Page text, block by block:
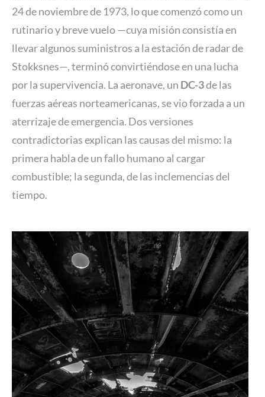
24 de noviembre de 1973, lo que comenzó como un
rutinario y breve vuelo —cuya misión consistía en
llevar algunos suministros a la estación de radar de
Stokksnes—, terminó convirtiéndose en una lucha
por la supervivencia. La aeronave, un DC-3de las
fuerzas aéreas norteamericanas, se vio forzada a un
aterrizaje de emergencia. Dos versiones
contradictorias explican las causas del mismo: la
primera habla de un fallo humano al cargar
combustible; la segunda, de las inclemencias del
tiempo.